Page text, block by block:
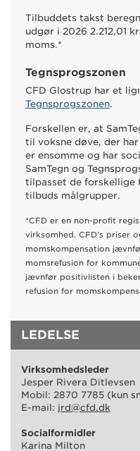
Tilbuddets takst
udgør i 2026 2.212,01
moms.*
Tegnsprogszonen
CFD Glostrup har et
Tegnsprogszonen.
Forskellen er, at
til voksne døve, der
er ensomme og har
SamTegn og
tilpasset de forskellige
tilbuds målgrupper.
*CFD er en non-profit
virksomhed. CFD’s priser
momskompensation
momsrefusion for
jævnfør positivlisten i
refusion for
LEDELSE
Virksomhedsleder
Jesper Rivera Ditlevsen
Mobil: 2870 7785 (kun
E-mail: jrd@cfd.dk
Socialformidler
Karina Milton